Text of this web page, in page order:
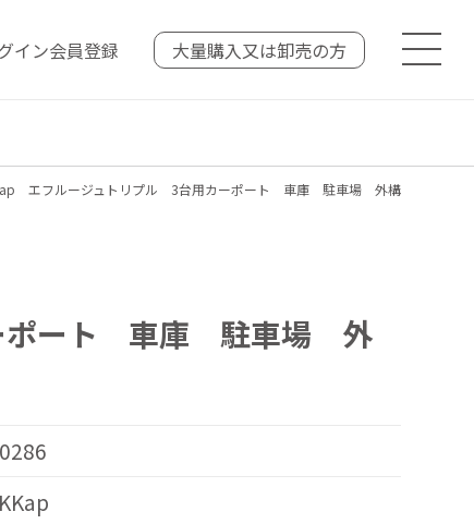
イン会員登録 大量購入又は卸売の方
エフルージュトリプル 3台用カーポート 車庫 駐車場 外構
ポート 車庫 駐車場 外